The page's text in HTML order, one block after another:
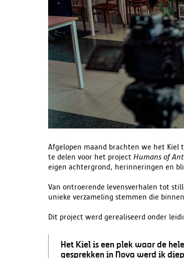
Afgelopen maand brachten we het
te delen voor het project Humans of
eigen achtergrond, herinneringen en
Van ontroerende levensverhalen tot
unieke verzameling stemmen die
Dit project werd gerealiseerd onder
Het Kiel is een plek waar de
gesprekken in Nova werd ik